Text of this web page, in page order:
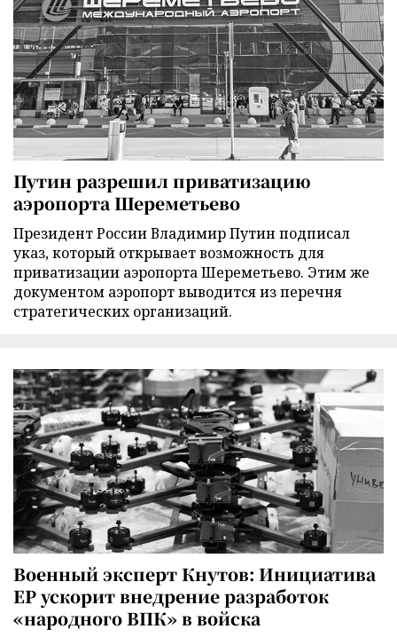
Путин разрешил приватизацию
аэропорта Шереметьево
Президент России Владимир Путин подписал
указ, который открывает возможность для
приватизации аэропорта Шереметьево. Этим же
документом аэропорт выводится из перечня
стратегических организаций.
Военный эксперт Кнутов: Инициатива
ЕР ускорит внедрение разработок
«народного ВПК» в войска